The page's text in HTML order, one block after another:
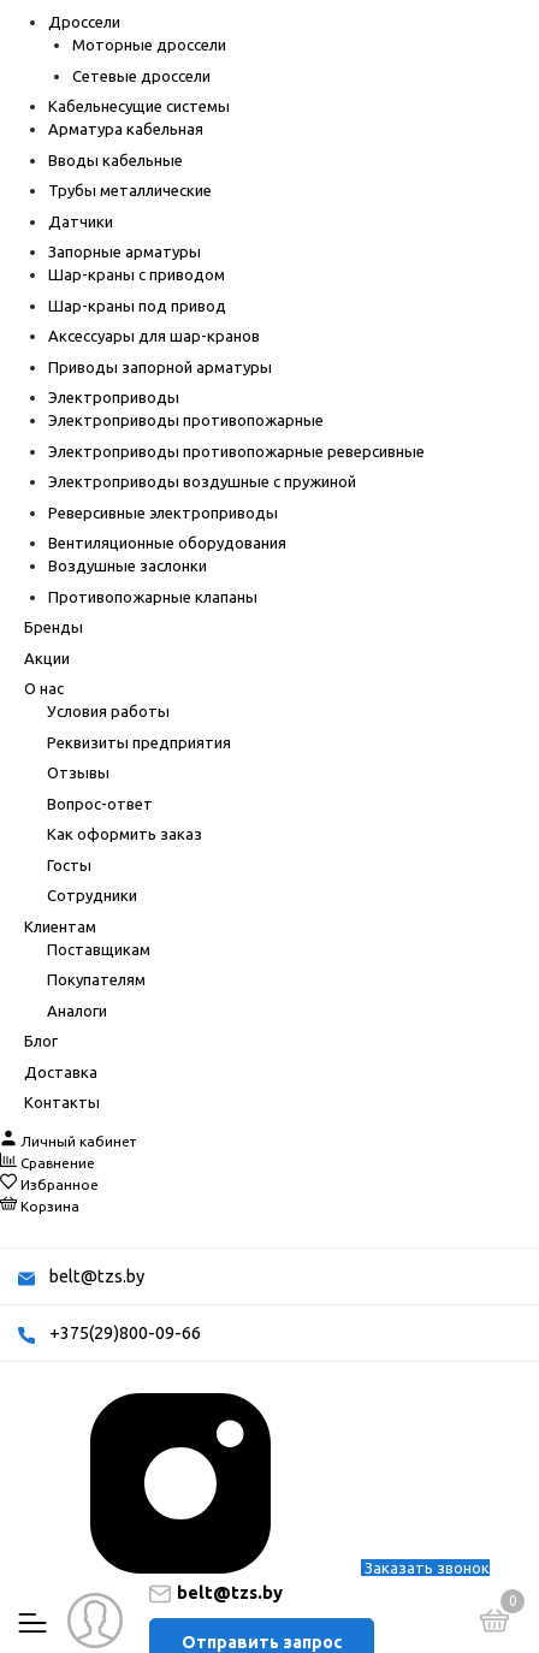
Дроссели
Моторные дроссели
Сетевые дроссели
Кабельнесущие системы
Арматура кабельная
Вводы кабельные
Трубы металлические
Датчики
Запорные арматуры
Шар-краны с приводом
Шар-краны под привод
Аксессуары для шар-кранов
Приводы запорной арматуры
Электроприводы
Электроприводы противопожарные
Электроприводы противопожарные реверсивные
Электроприводы воздушные с пружиной
Реверсивные электроприводы
Вентиляционные оборудования
Воздушные заслонки
Противопожарные клапаны
Бренды
Акции
О нас
Условия работы
Реквизиты предприятия
Отзывы
Вопрос-ответ
Как оформить заказ
Госты
Сотрудники
Клиентам
Поставщикам
Покупателям
Аналоги
Блог
Доставка
Контакты
Личный кабинет
Сравнение
Избранное
Корзина
belt@tzs.by
+375(29)800-09-66
Заказать звонок
belt@tzs.by
Отправить запрос
0